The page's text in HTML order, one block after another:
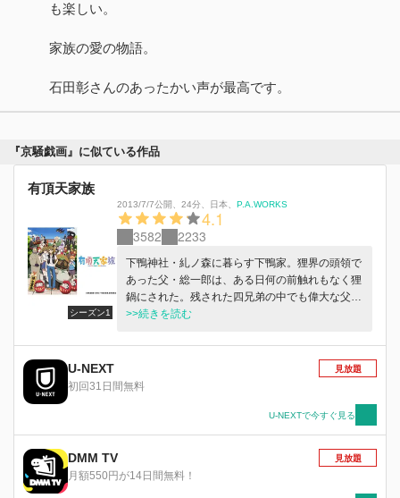
も楽しい。
家族の愛の物語。
石田彰さんのあったかい声が最高です。
『京騒戯画』に似ている作品
有頂天家族
シーズン1
2013/7/7公開 24分 日本 P.A.WORKS
4.1
3582 2233
下鴨神社・糺ノ森に暮らす下鴨家。狸界の頭領で
あった父・総一郎は、ある日何の前触れもなく狸
鍋にされた。残された四兄弟の中でも偉大な父の
「阿呆の血」を色濃く継いだ三男・矢三郎は「面
母に囲まれて暮らしていた。隠居中の大天狗・赤
玉先生の世話を焼いたり、神通力を得た人間の美
女・弁天に振り回されたり、はたまた宿敵・夷川
鴨家を襲う絶体絶命の危機！ 父が鍋にされた真
相が明らかになる中、固い絆で結ばれた一家の運
>>続きを読む
U-NEXT
初回31日間無料
見放題
U-NEXTで今すぐ見る
DMM TV
月額550円が14日間無料！
見放題